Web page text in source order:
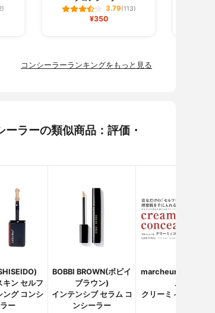
3.79(113)
¥350
コンシーラーランキングをもっと見る
ラーの類似商品：評価・
キン セルフ
ング コンシ
ー
BOBBI BROWN(ボビイ
ブラウン)
インテンシブ セラム コ
ンシーラー
marcheur(マルシュー
ル)
クリーミィコンシーラ